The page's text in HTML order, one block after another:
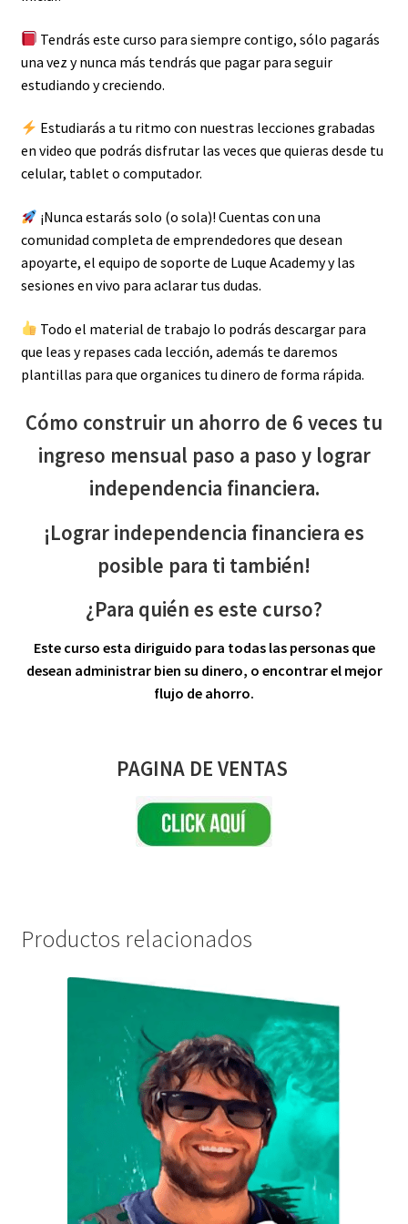
Tendrás este curso para siempre contigo, sólo pagarás
una vez y nunca más tendrás que pagar para seguir
estudiando y creciendo.
Estudiarás a tu ritmo con nuestras lecciones grabadas
en video que podrás disfrutar las veces que quieras desde tu
celular, tablet o computador.
¡Nunca estarás solo (o sola)! Cuentas con una
comunidad completa de emprendedores que desean
apoyarte, el equipo de soporte de Luque Academy y las
sesiones en vivo para aclarar tus dudas.
Todo el material de trabajo lo podrás descargar para
que leas y repases cada lección, además te daremos
plantillas para que organices tu dinero de forma rápida.
Cómo construir un ahorro de 6 veces tu
ingreso mensual paso a paso y lograr
independencia financiera.
¡Lograr independencia financiera es
posible para ti también!
¿Para quién es este curso?
Este curso esta diriguido para todas las personas que
desean administrar bien su dinero, o encontrar el mejor
flujo de ahorro.
PAGINA DE VENTAS
Productos relacionados